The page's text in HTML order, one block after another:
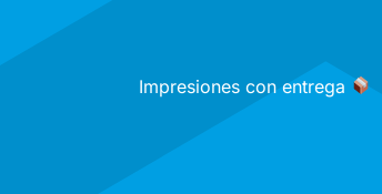
Impresiones con entrega